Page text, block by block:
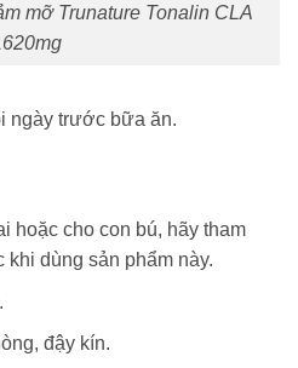
mỡ Trunature Tonalin CLA
ngày trước bữa ăn.
hoặc cho con bú, hãy tham
dùng sản phẩm này.
đậy kín.